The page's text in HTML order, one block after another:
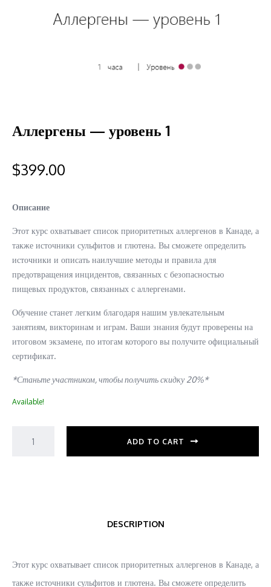
Аллергены — уровень 1
$399.00
Описание
Этот курс охватывает список приоритетных аллергенов в Канаде, а
также источники сульфитов и глютена. Вы сможете определить
источники и описать наилучшие методы и правила для
предотвращения инцидентов, связанных с безопасностью
пищевых продуктов, связанных с аллергенами.
Обучение станет легким благодаря нашим увлекательным
занятиям, викторинам и играм. Ваши знания будут проверены на
итоговом экзамене, по итогам которого вы получите официальный
сертификат.
*Станьте участником, чтобы получить скидку 20%*
Available!
ADD TO CART
DESCRIPTION
Этот курс охватывает список приоритетных аллергенов в Канаде, а
также источники сульфитов и глютена. Вы сможете определить